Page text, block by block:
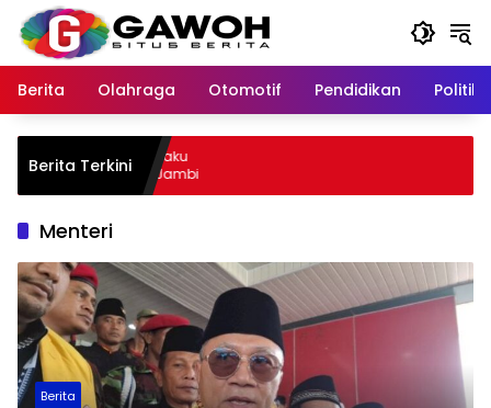
Langsung
konten
Berita
Olahraga Otomotif Pendidikan Politik
Berita Terkini
Kota Tangkap Pelaku
Kabur ke Jambi
Menteri
Berita